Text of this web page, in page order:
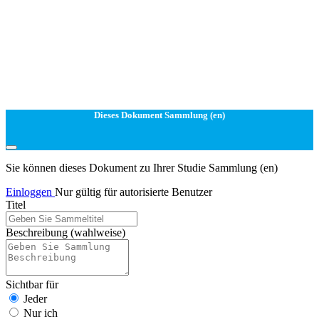
Dieses Dokument Sammlung (en)
Sie können dieses Dokument zu Ihrer Studie Sammlung (en)
Einloggen Nur gültig für autorisierte Benutzer
Titel
Beschreibung (wahlweise)
Sichtbar für
Jeder
Nur ich